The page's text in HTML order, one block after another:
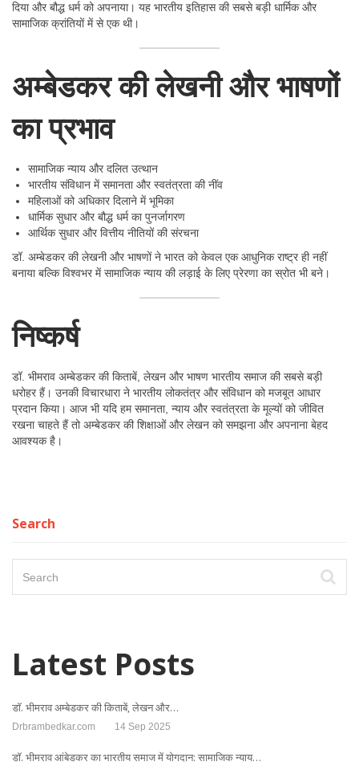
दिया और बौद्ध धर्म को अपनाया। यह भारतीय इतिहास की सबसे बड़ी धार्मिक और
सामाजिक क्रांतियों में से एक थी।
अम्बेडकर की लेखनी और भाषणों
का प्रभाव
सामाजिक न्याय और दलित उत्थान
भारतीय संविधान में समानता और स्वतंत्रता की नींव
महिलाओं को अधिकार दिलाने में भूमिका
धार्मिक सुधार और बौद्ध धर्म का पुनर्जागरण
आर्थिक सुधार और वित्तीय नीतियों की संरचना
डॉ. अम्बेडकर की लेखनी और भाषणों ने भारत को केवल एक आधुनिक राष्ट्र ही नहीं
बनाया बल्कि विश्वभर में सामाजिक न्याय की लड़ाई के लिए प्रेरणा का स्रोत भी बने।
निष्कर्ष
डॉ. भीमराव अम्बेडकर की किताबें, लेखन और भाषण भारतीय समाज की सबसे बड़ी
धरोहर हैं। उनकी विचारधारा ने भारतीय लोकतंत्र और संविधान को मजबूत आधार
प्रदान किया। आज भी यदि हम समानता, न्याय और स्वतंत्रता के मूल्यों को जीवित
रखना चाहते हैं तो अम्बेडकर की शिक्षाओं और लेखन को समझना और अपनाना बेहद
आवश्यक है।
Search
Latest Posts
डॉ. भीमराव अम्बेडकर की किताबें, लेखन और…
Drbrambedkar.com 14 Sep 2025
डॉ. भीमराव आंबेडकर का भारतीय समाज में योगदान: सामाजिक न्याय…